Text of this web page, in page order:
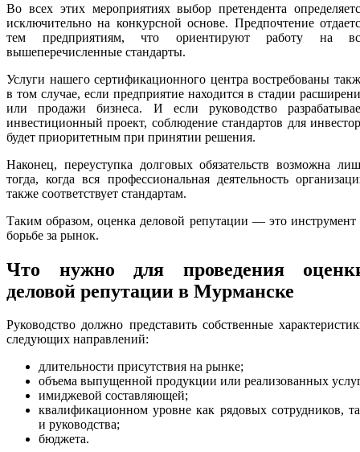
Во всех этих мероприятиях выбор претендента
исключительно на конкурсной основе. Предпочтение
тем предприятиям, что ориентируют работу на
вышеперечисленные стандарты.
Услуги нашего сертификационного центра востребованы
в том случае, если предприятие находится в стадии
или продажи бизнеса. И если руководство
инвестиционный проект, соблюдение стандартов для
будет приоритетным при принятии решения.
Наконец, переуступка долговых обязательств возможна
тогда, когда вся профессиональная деятельность
также соответствует стандартам.
Таким образом, оценка деловой репутации — это инструмент
борьбе за рынок.
Что нужно для проведения
деловой репутации в Мурманске
Руководство должно представить собственные
следующих направлений:
длительности присутствия на рынке;
объема выпущенной продукции или реализованных
имиджевой составляющей;
квалификационном уровне как рядовых сотрудников,
и руководства;
бюджета.